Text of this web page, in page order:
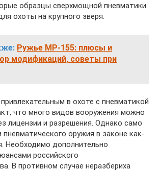
образцы сверхмощной пневматики
охоты на крупного зверя.
Ружье МР-155: плюсы и
модификаций, советы при
в охоте с пневматикой
что много видов вооружения можно
лицензии и разрешения. Однако само
оружия в законе как-
Необходимо дополнительно
российского
В противном случае неразбериха